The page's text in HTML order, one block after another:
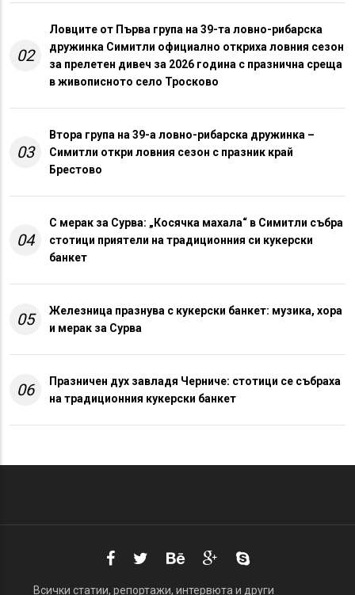
02
Ловците от Първа група на 39-та ловно-рибарска
дружинка Симитли официално откриха ловния сезон
за прелетен дивеч за 2026 година с празнична среща
в живописното село Тросково
03
Втора група на 39-а ловно-рибарска дружинка –
Симитли откри ловния сезон с празник край
Брестово
04
С мерак за Сурва: „Косячка махала“ в Симитли събра
стотици приятели на традиционния си кукерски
банкет
05
Железница празнува с кукерски банкет: музика, хора
и мерак за Сурва
06
Празничен дух завладя Черниче: стотици се събраха
на традиционния кукерски банкет
Всички статии, репортажи, интервюта и други